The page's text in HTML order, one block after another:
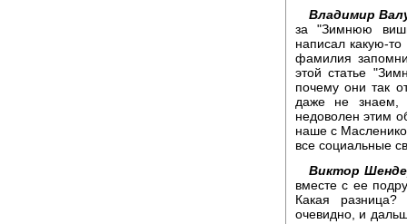
Владимир
за "Зимнюю
написал какую-
фамилия
этой статье
почему они так
даже не знаем,
недоволен этим
наше с
все социальные
Виктор
вместе с ее
Какая
очевидно, и